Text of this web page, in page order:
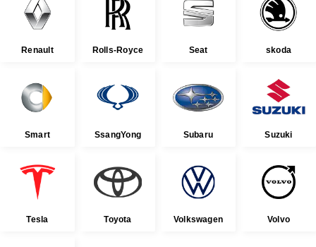
Renault Rolls-Royce Seat skoda
Smart SsangYong Subaru Suzuki
Tesla Toyota Volkswagen Volvo